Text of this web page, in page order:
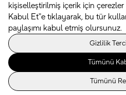
©2026 Crocs.com.tr •
Powered
kişiselleştirilmiş içerik için
Kabul Et"e tıklayarak, bu tür
paylaşımı kabul etmiş olursunuz.
Gizlilik
Tümünü
Tümünü